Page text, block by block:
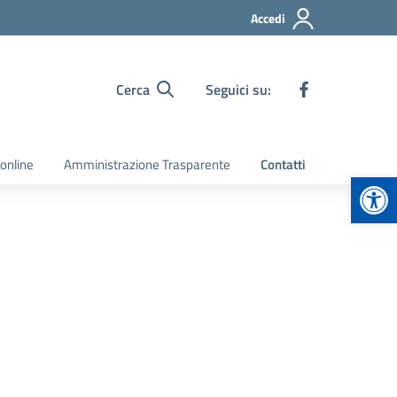
Accedi
Cerca Seguici su:
Amministrazione Trasparente Contatti